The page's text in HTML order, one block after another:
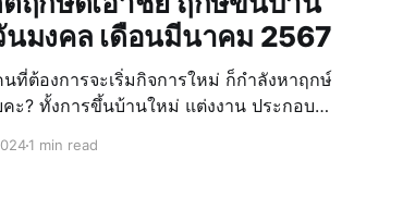
นมงคล เดือนมีนาคม 2567
ที่ต้องการจะเริ่มกิจการใหม่ ก็กำลังหาฤกษ์
ะ? ทั้งการขึ้นบ้านใหม่ แต่งงาน ประกอบ
1 min read